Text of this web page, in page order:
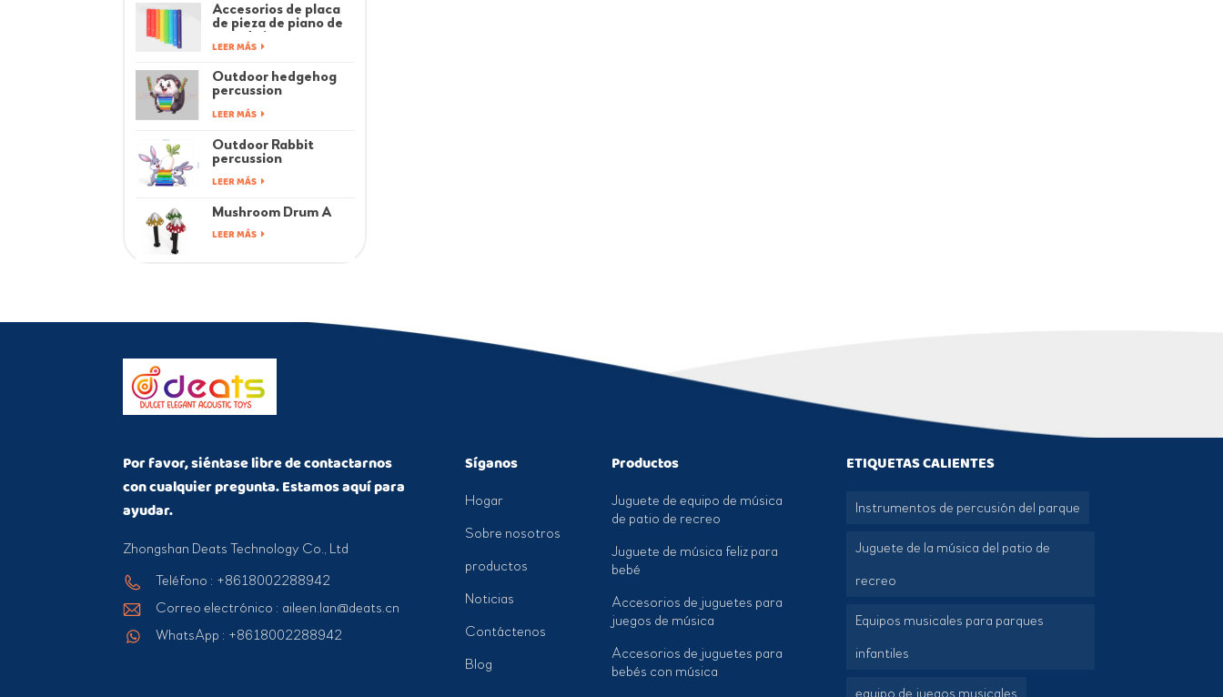
Accesorios de placa
de pieza de piano de
arco de juguetes
musicales para niños
LEER MÁS
Outdoor hedgehog
percussion
instrument
LEER MÁS
Outdoor Rabbit
percussion
instrument
LEER MÁS
Mushroom Drum A
LEER MÁS
Por favor, siéntase libre de contactarnos
con cualquier pregunta. Estamos aquí para
ayudar.
Zhongshan Deats Technology Co., Ltd
Teléfono : +8618002288942
Correo electrónico : aileen.lan@deats.cn
WhatsApp : +8618002288942
Síganos
Hogar
Sobre nosotros
productos
Noticias
Contáctenos
Blog
Productos
Juguete de equipo de música
de patio de recreo
Juguete de música feliz para
bebé
Accesorios de juguetes para
juegos de música
Accesorios de juguetes para
bebés con música
ETIQUETAS CALIENTES
Instrumentos de percusión del parque
Juguete de la música del patio de
recreo
Equipos musicales para parques
infantiles
equipo de juegos musicales